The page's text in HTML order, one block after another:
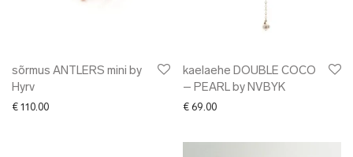
sõrmus ANTLERS mini by
Hyrv
€ 110.00
kaelaehe DOUBLE COCO
– PEARL by NVBYK
€ 69.00